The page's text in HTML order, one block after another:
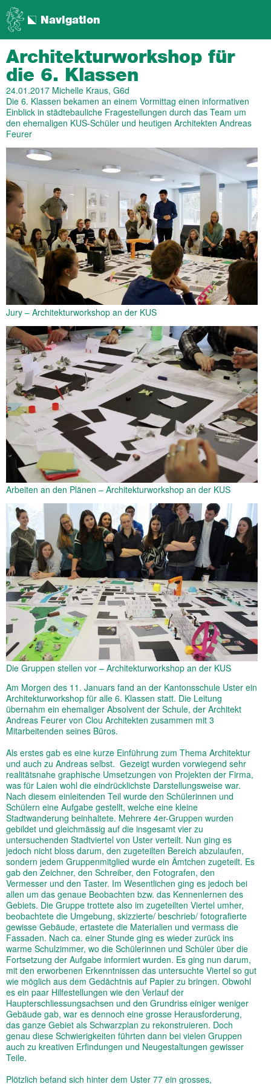
Navigation
Architekturworkshop für
die 6. Klassen
24.01.2017 Michelle Kraus, G6d
Die 6. Klassen bekamen an einem Vormittag einen informativen
Einblick in städtebauliche Fragestellungen durch das Team um
den ehemaligen KUS-Schüler und heutigen Architekten Andreas
Feurer
Jury – Architekturworkshop an der KUS
Arbeiten an den Plänen – Architekturworkshop an der KUS
Die Gruppen stellen vor – Architekturworkshop an der KUS
Am Morgen des 11. Januars fand an der Kantonsschule Uster ein
Architekturworkshop für alle 6. Klassen statt. Die Leitung
übernahm ein ehemaliger Absolvent der Schule, der Architekt
Andreas Feurer von Clou Architekten zusammen mit 3
Mitarbeitenden seines Büros.
Als erstes gab es eine kurze Einführung zum Thema Architektur
und auch zu Andreas selbst. Gezeigt wurden vorwiegend sehr
realitätsnahe graphische Umsetzungen von Projekten der Firma,
was für Laien wohl die eindrücklichste Darstellungsweise war.
Nach diesem einleitenden Teil wurde den Schülerinnen und
Schülern eine Aufgabe gestellt, welche eine kleine
Stadtwanderung beinhaltete. Mehrere 4er-Gruppen wurden
gebildet und gleichmässig auf die insgesamt vier zu
untersuchenden Stadtviertel von Uster verteilt. Nun ging es
jedoch nicht bloss darum, den zugeteilten Bereich abzulaufen,
sondern jedem Gruppenmitglied wurde ein Ämtchen zugeteilt. Es
gab den Zeichner, den Schreiber, den Fotografen, den
Vermesser und den Taster. Im Wesentlichen ging es jedoch bei
allen um das genaue Beobachten bzw. das Kennenlernen des
Gebiets. Die Gruppe trottete also im zugeteilten Viertel umher,
beobachtete die Umgebung, skizzierte/ beschrieb/ fotografierte
gewisse Gebäude, ertastete die Materialien und vermass die
Fassaden. Nach ca. einer Stunde ging es wieder zurück ins
warme Schulzimmer, wo die Schülerinnen und Schüler über die
Fortsetzung der Aufgabe informiert wurden. Es ging nun darum,
mit den erworbenen Erkenntnissen das untersuchte Viertel so gut
wie möglich aus dem Gedächtnis auf Papier zu bringen. Obwohl
es ein paar Hilfestellungen wie den Verlauf der
Haupterschliessungsachsen und den Grundriss einiger weniger
Gebäude gab, war es dennoch eine grosse Herausforderung,
das ganze Gebiet als Schwarzplan zu rekonstruieren. Doch
genau diese Schwierigkeiten führten dann bei vielen Gruppen
auch zu kreativen Erfindungen und Neugestaltungen gewisser
Teile.
Plötzlich befand sich hinter dem Uster 77 ein grosses,